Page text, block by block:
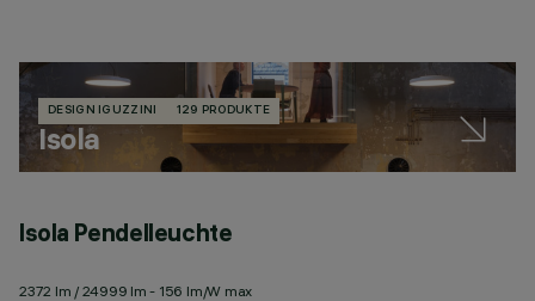
DESIGN IGUZZINI 129 PRODUKTE
Isola
Isola Pendelleuchte
2372 lm / 24999 lm - 156 lm/W max